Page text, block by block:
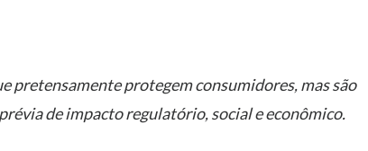
pretensamente protegem consumidores, mas são
de impacto regulatório, social e econômico.